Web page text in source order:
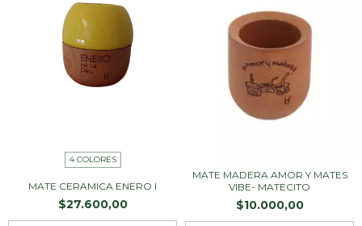
4 COLORES
MATE CERAMICA ENERO I
$27.600,00
MATE MADERA AMOR Y MATES
VIBE- MATECITO
$10.000,00